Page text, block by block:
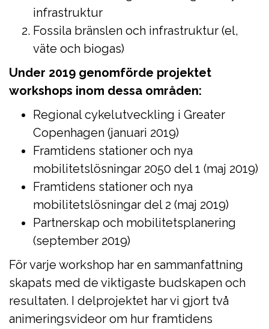
infrastruktur
Fossila bränslen och infrastruktur (el,
väte och biogas)
Under 2019 genomförde projektet
workshops inom dessa områden:
Regional cykelutveckling i Greater
Copenhagen (januari 2019)
Framtidens stationer och nya
mobilitetslösningar 2050 del 1 (maj 2019)
Framtidens stationer och nya
mobilitetslösningar del 2 (maj 2019)
Partnerskap och mobilitetsplanering
(september 2019)
För varje workshop har en sammanfattning
skapats med de viktigaste budskapen och
resultaten. I delprojektet har vi gjort två
animeringsvideor om hur framtidens